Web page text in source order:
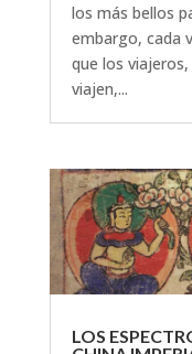
los más bellos
embargo, cada
que los
viajen,...
LOS